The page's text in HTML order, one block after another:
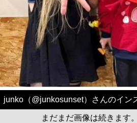
junko（@junkosunset）さんのイン
まだまだ画像は続きます